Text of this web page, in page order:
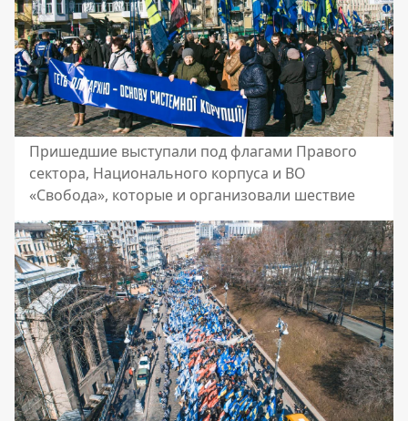
Пришедшие выступали под флагами Правого
сектора, Национального корпуса и ВО
«Свобода», которые и организовали шествие